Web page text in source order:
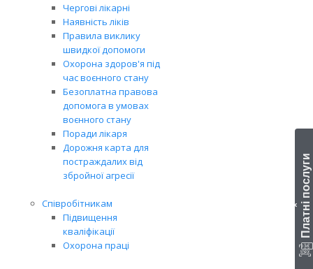
Чергові лікарні
Наявність ліків
Правила виклику
швидкої допомоги
Охорона здоров'я під
час воєнного стану
Безоплатна правова
допомога в умовах
воєнного стану
Поради лікаря
Дорожня карта для
постраждалих від
збройної агресії
Співробітникам
Підвищення
кваліфікації
Охорона праці
‹ Платні послуги